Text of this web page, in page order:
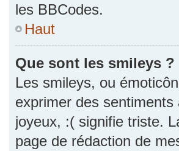
les BBCodes.
Haut
Que sont les smileys ?
Les smileys, ou
exprimer des
joyeux, :( signifie triste.
page de rédaction de